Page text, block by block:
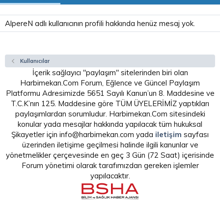
AlpereN adlı kullanıcının profili hakkında henüz mesaj yok.
Kullanıcılar
İçerik sağlayıcı "paylaşım" sitelerinden biri olan
Harbimekan.Com Forum, Eğlence ve Güncel Paylaşım
Platformu Adresimizde 5651 Sayılı Kanun’un 8. Maddesine ve
T.C.K’nın 125. Maddesine göre TÜM ÜYELERİMİZ yaptıkları
paylaşımlardan sorumludur. Harbimekan.Com sitesindeki
konular yada mesajlar hakkında yapılacak tüm hukuksal
Şikayetler için info@harbimekan.com yada iletişim sayfası
üzerinden iletişime geçilmesi halinde ilgili kanunlar ve
yönetmelikler çerçevesinde en geç 3 Gün (72 Saat) içerisinde
Forum yönetimi olarak tarafımızdan gereken işlemler
yapılacaktır.